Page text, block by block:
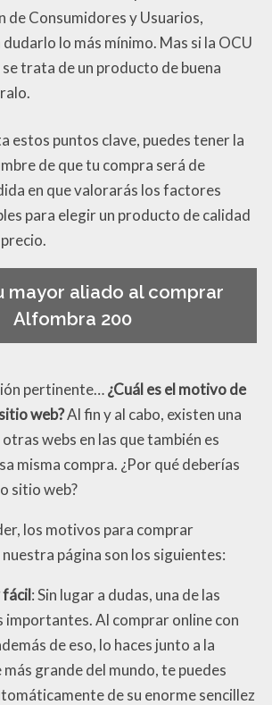
de Consumidores y Usuarios,
lo más mínimo. Mas si la OCU
se trata de un producto de buena
estos puntos clave, puedes tener la
de que tu compra será de
en que valorarás los factores
para elegir un producto de calidad
mayor aliado al comprar
Alfombra 200
pertinente…¿Cuál es el motivo de
web?Al fin y al cabo, existen una
webs en las que también es
misma compra. ¿Por qué deberías
sitio web?
los motivos para comprar
página son los siguientes:
fácil: Sin lugar a dudas, una de las
importantes. Al comprar online con
de eso, lo haces junto a la
grande del mundo, te puedes
de su enorme sencillez